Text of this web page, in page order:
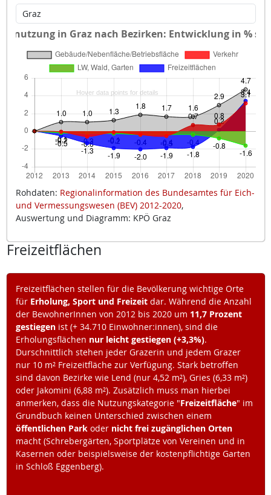
Rohdaten: Regionalinformation des Bundesamtes für Eich-
und Vermessungswesen (BEV) 2012-2020,
Auswertung und Diagramm: KPÖ Graz
Freizeitflächen
Freizeitflächen stellen für die Bevölkerung wichtige Orte
für Erholung, Sport und Freizeitdar. Während die Anzahl
der BewohnerInnen von 2012 bis 2020 um 11,7 Prozent
gestiegenist (+ 34.710 Einwohner:innen), sind die
Erholungsflächen nur leicht gestiegen (+3,3%).
Durschnittlich stehen jeder Grazerin und jedem Grazer
nur 10 m² Freizeitfläche zur Verfügung. Stark betroffen
sind davon Bezirke wie Lend (nur 4,52 m²), Gries (6,33 m²)
oder Jakomini (6,88 m²). Zusätzlich muss man hierbei
anmerken, dass die Nutzungskategorie "Freizeitfläche" im
Grundbuch keinen Unterschied zwischen einem
öffentlichen Parkoder nicht frei zugänglichen Orten
macht (Schrebergärten, Sportplätze von Vereinen und in
Kasernen oder beispielsweise der kostenpflichtige Garten
in Schloß Eggenberg).